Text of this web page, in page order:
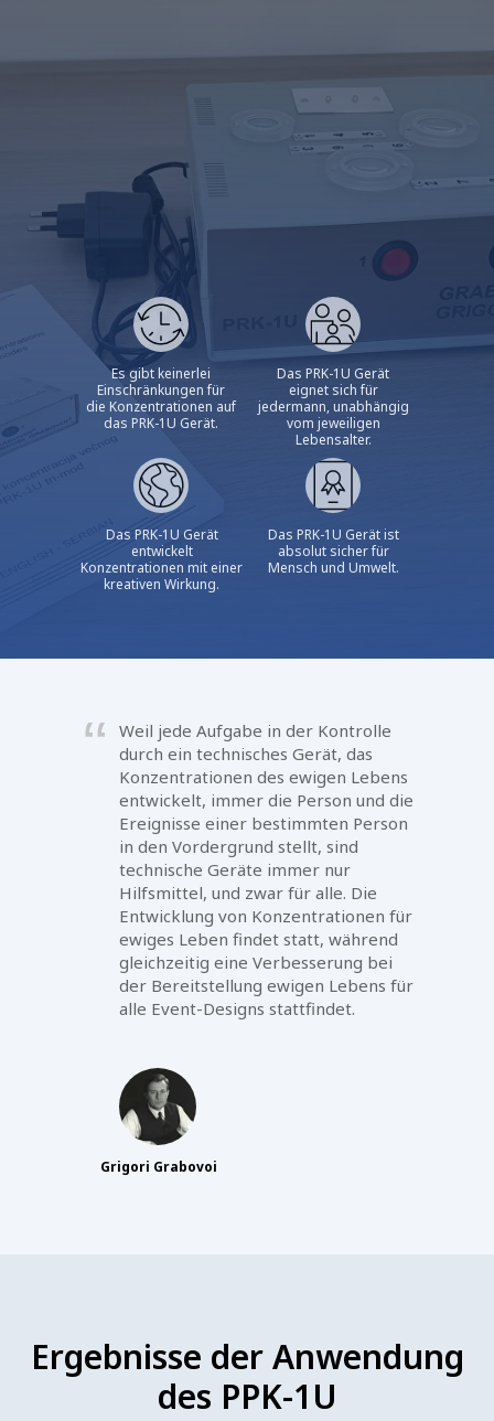
Es gibt keinerlei
Einschränkungen für
die Konzentrationen auf
das PRK-1U Gerät.
Das PRK-1U Gerät
eignet sich für
jedermann, unabhängig
vom jeweiligen
Lebensalter.
Das PRK-1U Gerät
entwickelt
Konzentrationen mit einer
kreativen Wirkung.
Das PRK-1U Gerät ist
absolut sicher für
Mensch und Umwelt.
Weil jede Aufgabe in der Kontrolle
durch ein technisches Gerät, das
Konzentrationen des ewigen Lebens
entwickelt, immer die Person und die
Ereignisse einer bestimmten Person
in den Vordergrund stellt, sind
technische Geräte immer nur
Hilfsmittel, und zwar für alle. Die
Entwicklung von Konzentrationen für
ewiges Leben findet statt, während
gleichzeitig eine Verbesserung bei
der Bereitstellung ewigen Lebens für
alle Event-Designs stattfindet.
Grigori Grabovoi
Ergebnisse der Anwendung
des PPK-1U